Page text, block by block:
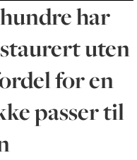
har
uten
for en
passer til